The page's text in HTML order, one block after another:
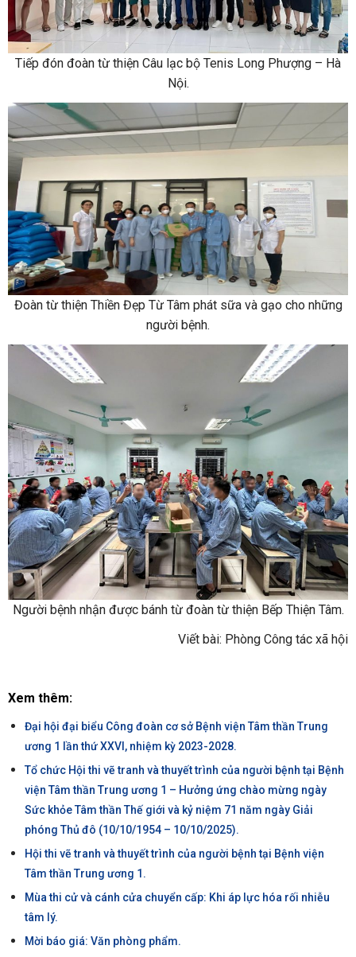
Tiếp đón đoàn từ thiện Câu lạc bộ Tenis Long Phượng – Hà
Nội.
Đoàn từ thiện Thiền Đẹp Từ Tâm phát sữa và gạo cho những
người bệnh.
Người bệnh nhận được bánh từ đoàn từ thiện Bếp Thiện Tâm.
Viết bài: Phòng Công tác xã hội
Xem thêm:
Đại hội đại biểu Công đoàn cơ sở Bệnh viện Tâm thần Trung
ương 1 lần thứ XXVI, nhiệm kỳ 2023-2028.
Tổ chức Hội thi vẽ tranh và thuyết trình của người bệnh tại Bệnh
viện Tâm thần Trung ương 1 – Hưởng ứng chào mừng ngày
Sức khỏe Tâm thần Thế giới và kỷ niệm 71 năm ngày Giải
phóng Thủ đô (10/10/1954 – 10/10/2025).
Hội thi vẽ tranh và thuyết trình của người bệnh tại Bệnh viện
Tâm thần Trung ương 1.
Mùa thi cử và cánh cửa chuyển cấp: Khi áp lực hóa rối nhiễu
tâm lý.
Mời báo giá: Văn phòng phẩm.